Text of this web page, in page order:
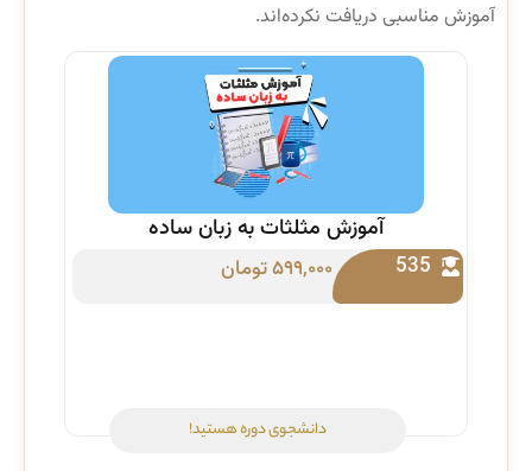
آموزش مناسبی دریافت نکرده‌اند.
آموزش مثلثات به زبان ساده
535 ۵۹۹,۰۰۰تومان
دانشجوی دوره هستید!